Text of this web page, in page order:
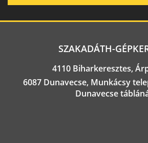
SZAKADÁTH-
4110 Biharkeresztes,
6087 Dunavecse, Munkácsy
Dunavecse